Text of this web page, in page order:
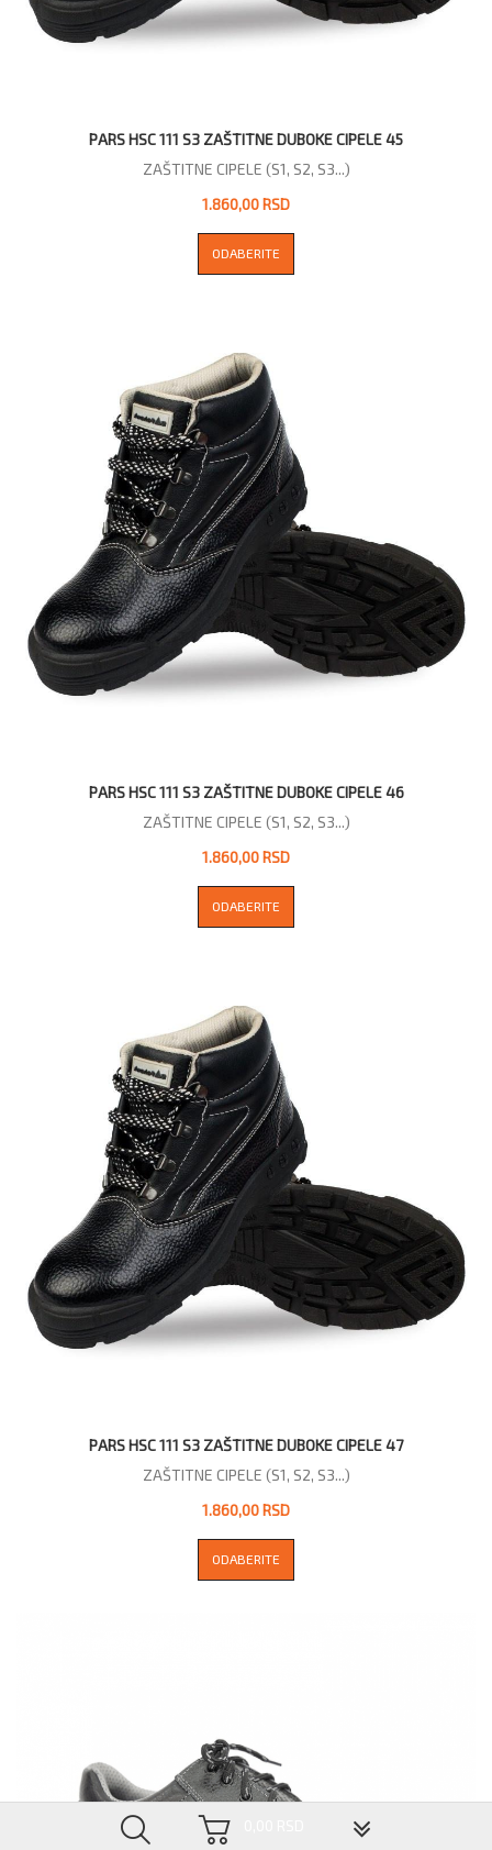
PARS HSC 111 S3 ZAŠTITNE DUBOKE CIPELE 45
ZAŠTITNE CIPELE (S1, S2, S3...)
1.860,00 RSD
ODABERITE
PARS HSC 111 S3 ZAŠTITNE DUBOKE CIPELE 46
ZAŠTITNE CIPELE (S1, S2, S3...)
1.860,00 RSD
ODABERITE
PARS HSC 111 S3 ZAŠTITNE DUBOKE CIPELE 47
ZAŠTITNE CIPELE (S1, S2, S3...)
1.860,00 RSD
ODABERITE
▼